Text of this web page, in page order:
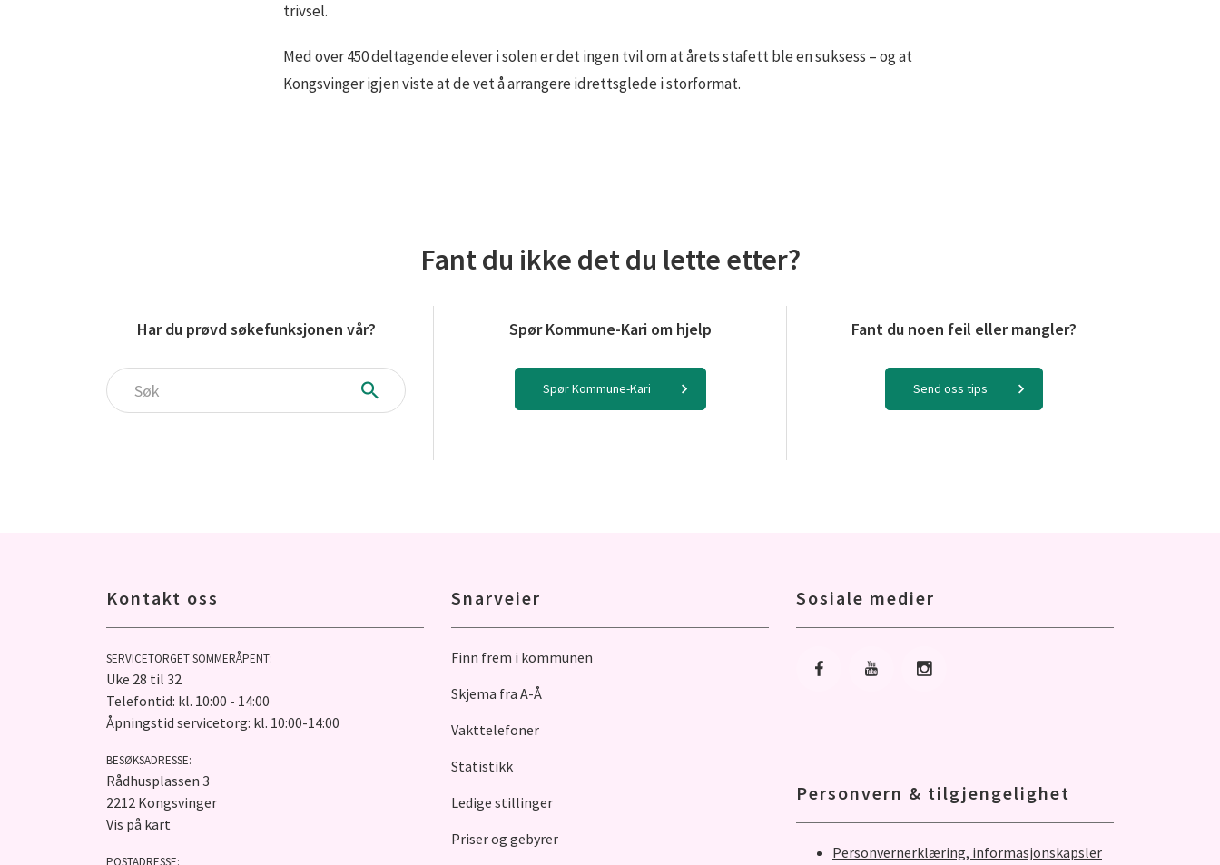
trivsel.
Med over 450 deltagende elever i solen er det ingen tvil om at årets stafett ble en suksess – og at
Kongsvinger igjen viste at de vet å arrangere idrettsglede i storformat.
Fant du ikke det du lette etter?
Har du prøvd søkefunksjonen vår?
Søk
Spør Kommune-Kari om hjelp
Spør Kommune-Kari
Fant du noen feil eller mangler?
Send oss tips
Kontakt oss
SERVICETORGET SOMMERÅPENT:
Uke 28 til 32
Telefontid: kl. 10:00 - 14:00
Åpningstid servicetorg: kl. 10:00-14:00
BESØKSADRESSE:
Rådhusplassen 3
2212 Kongsvinger
Vis på kart
Snarveier
Finn frem i kommunen
Skjema fra A-Å
Vakttelefoner
Statistikk
Ledige stillinger
Priser og gebyrer
Sosiale medier
Gå til Facebook
Gå til YoutubeGå til Instagram
Personvern & tilgjengelighet
Personvernerklæring, informasjonskapsler